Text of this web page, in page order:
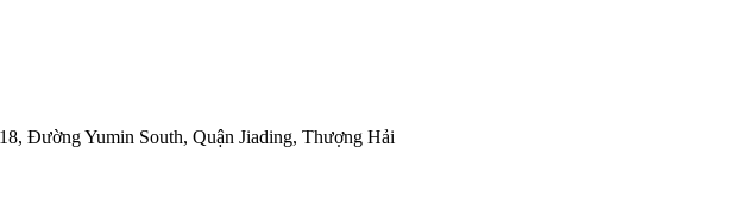
Đường Yumin South, Quận Jiading, Thượng Hải